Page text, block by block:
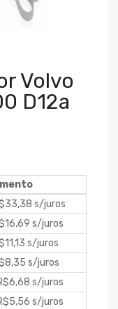
Volvo
D12a
s/juros
s/juros
s/juros
s/juros
s/juros
s/juros